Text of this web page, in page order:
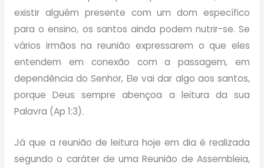
existir alguém presente com um dom específico
para o ensino, os santos ainda podem nutrir-se. Se
vários irmãos na reunião expressarem o que eles
entendem em conexão com a passagem, em
dependência do Senhor, Ele vai dar algo aos santos,
porque Deus sempre abençoa a leitura da sua
Palavra (Ap 1:3).
Já que a reunião de leitura hoje em dia é realizada
segundo o caráter de uma Reunião de Assembleia,